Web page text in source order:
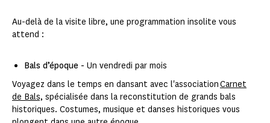
Au-delà de la visite libre, une programmation insolite vous
attend :
Bals d’époque - Un vendredi par mois
Voyagez dans le temps en dansant avec l'associationCarnet
de Bals, spécialisée dans la reconstitution de grands bals
historiques. Costumes, musique et danses historiques vous